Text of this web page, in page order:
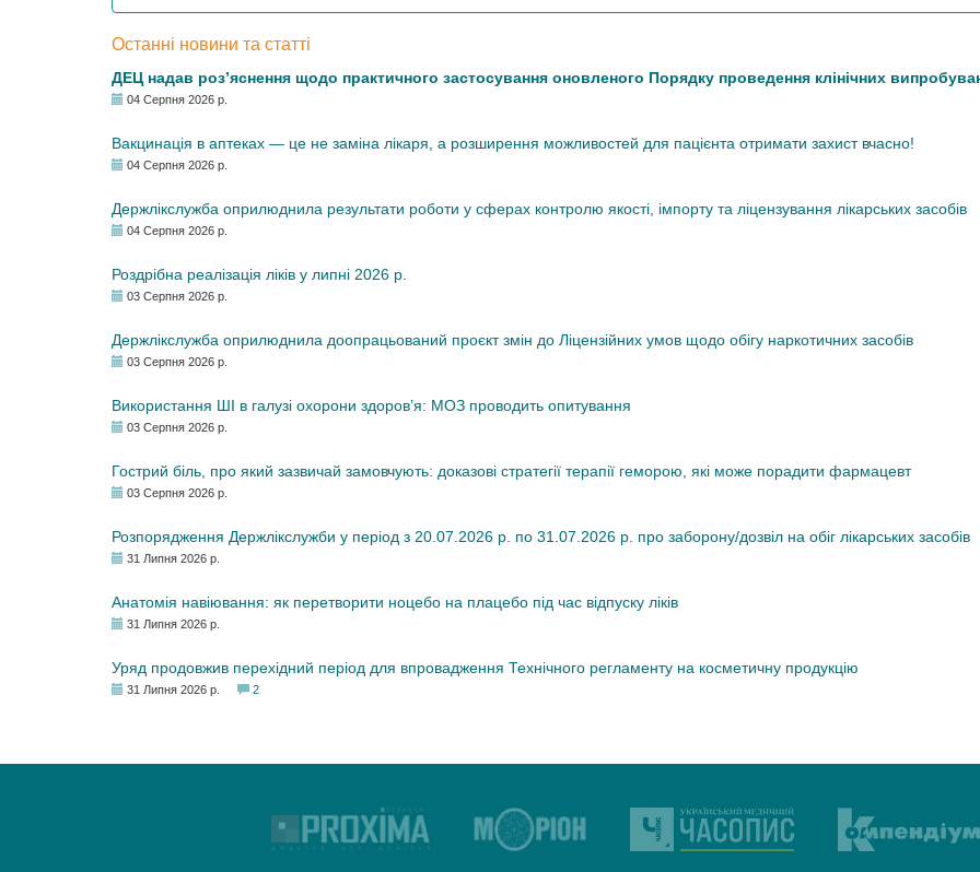
Останні новини та статті
ДЕЦ надав роз’яснення щодо практичного застосування оновленого Порядку проведення клінічних
04 Серпня 2026 р.
Вакцинація в аптеках — це не заміна лікаря, а розширення можливостей для пацієнта отримати захист вчасно!
04 Серпня 2026 р.
Держлікслужба оприлюднила результати роботи у сферах контролю якості, імпорту та ліцензування лікарських засобів
04 Серпня 2026 р.
Роздрібна реалізація ліків у липні 2026 р.
03 Серпня 2026 р.
Держлікслужба оприлюднила доопрацьований проєкт змін до Ліцензійних умов щодо обігу наркотичних засобів
03 Серпня 2026 р.
Використання ШІ в галузі охорони здоров’я: МОЗ проводить опитування
03 Серпня 2026 р.
Гострий біль, про який зазвичай замовчують: доказові стратегії терапії геморою, які може порадити фармацевт
03 Серпня 2026 р.
Розпорядження Держлікслужби у період з 20.07.2026 р. по 31.07.2026 р. про заборону/дозвіл на обіг лікарських засобів
31 Липня 2026 р.
Анатомія навіювання: як перетворити ноцебо на плацебо під час відпуску ліків
31 Липня 2026 р.
Уряд продовжив перехідний період для впровадження Технічного регламенту на косметичну продукцію
31 Липня 2026 р. 2